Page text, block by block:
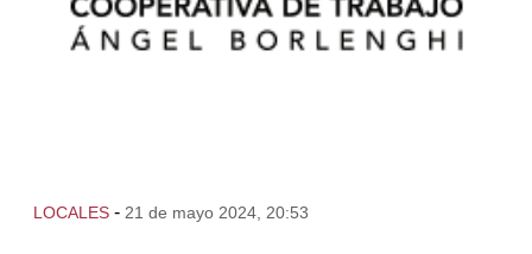
LOCALES - 21 de mayo 2024, 20:53